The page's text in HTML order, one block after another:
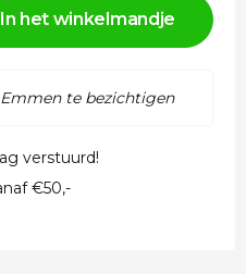
In het winkelmandje
te bezichtigen
verstuurd!
€50,-